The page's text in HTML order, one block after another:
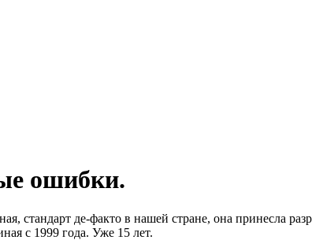
ошибки.
де-факто в нашей стране, она принесла
с 1999 года. Уже 15 лет.